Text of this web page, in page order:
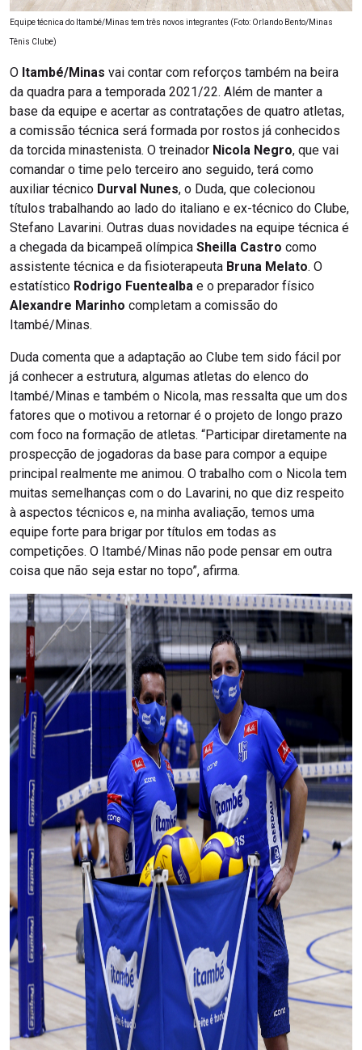
Equipe técnica do Itambé/Minas tem três novos integrantes (Foto: Orlando Bento/Minas
Tênis Clube)
O Itambé/Minas vai contar com reforços também na beira
da quadra para a temporada 2021/22. Além de manter a
base da equipe e acertar as contratações de quatro atletas,
a comissão técnica será formada por rostos já conhecidos
da torcida minastenista. O treinador Nicola Negro, que vai
comandar o time pelo terceiro ano seguido, terá como
auxiliar técnico Durval Nunes, o Duda, que colecionou
títulos trabalhando ao lado do italiano e ex-técnico do Clube,
Stefano Lavarini. Outras duas novidades na equipe técnica é
a chegada da bicampeã olímpica Sheilla Castro como
assistente técnica e da fisioterapeuta Bruna Melato. O
estatístico Rodrigo Fuentealba e o preparador físico
Alexandre Marinho completam a comissão do
Itambé/Minas.
Duda comenta que a adaptação ao Clube tem sido fácil por
já conhecer a estrutura, algumas atletas do elenco do
Itambé/Minas e também o Nicola, mas ressalta que um dos
fatores que o motivou a retornar é o projeto de longo prazo
com foco na formação de atletas. “Participar diretamente na
prospecção de jogadoras da base para compor a equipe
principal realmente me animou. O trabalho com o Nicola tem
muitas semelhanças com o do Lavarini, no que diz respeito
à aspectos técnicos e, na minha avaliação, temos uma
equipe forte para brigar por títulos em todas as
competições. O Itambé/Minas não pode pensar em outra
coisa que não seja estar no topo”, afirma.